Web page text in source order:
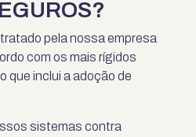
pela nossa empresa
com os mais rígidos
que inclui a adoção de
sistemas contra